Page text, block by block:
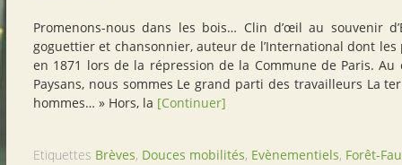
Promenons-nous dans les bois… Clin d’œil au souvenir
goguettier et chansonnier, auteur de l’International dont
en 1871 lors de la répression de la Commune de Paris. Au
Paysans, nous sommes Le grand parti des travailleurs La
hommes… » Hors, la [Continuer]
Etiquettes Brèves, Douces mobilités, Evènementiels, Forêt-